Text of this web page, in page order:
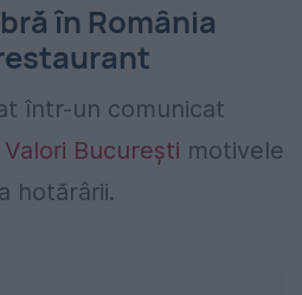
în România
într-un comunicat
București motivele
hotărârii.